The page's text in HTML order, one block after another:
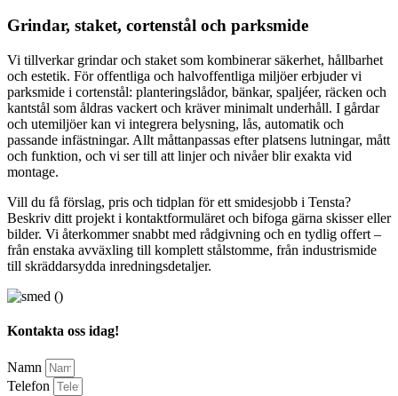
Grindar, staket, cortenstål och parksmide
Vi tillverkar grindar och staket som kombinerar säkerhet, hållbarhet
och estetik. För offentliga och halvoffentliga miljöer erbjuder vi
parksmide i cortenstål: planteringslådor, bänkar, spaljéer, räcken och
kantstål som åldras vackert och kräver minimalt underhåll. I gårdar
och utemiljöer kan vi integrera belysning, lås, automatik och
passande infästningar. Allt måttanpassas efter platsens lutningar, mått
och funktion, och vi ser till att linjer och nivåer blir exakta vid
montage.
Vill du få förslag, pris och tidplan för ett smidesjobb i Tensta?
Beskriv ditt projekt i kontaktformuläret och bifoga gärna skisser eller
bilder. Vi återkommer snabbt med rådgivning och en tydlig offert –
från enstaka avväxling till komplett stålstomme, från industrismide
till skräddarsydda inredningsdetaljer.
Kontakta oss idag!
Namn
Telefon